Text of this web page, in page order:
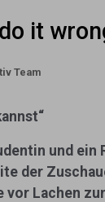
it
Team
und
der
Lachen